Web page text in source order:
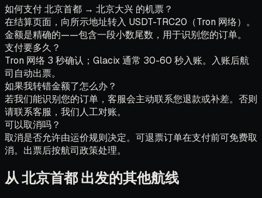
如何支付 北京首都 → 北京大兴 的机票？
在结算页面，向所示地址转入 USDT-TRC20（Tron 网络）。
金额是精确的——包含一段小数尾数，用于识别您的订单。
支付要多久？
Tron 网络 3 秒确认；Glacix 通常 30-60 秒入账。入账后航
司自动出票。
如果我转错金额了怎么办？
若我们能识别您的订单，客服会主动联系您退款或补差。否则
请联系客服，我们人工对账。
可以取消吗？
取消是否允许由运价规则决定。可退票订单在支付前可免费取
消。出票后按航司政策处理。
从 北京首都 出发的其他航线